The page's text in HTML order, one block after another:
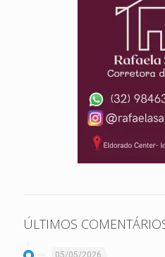
ÚLTIMOS
05/05/2026